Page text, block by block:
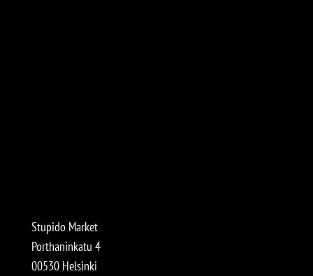
Stupido Market
Porthaninkatu 4
00530 Helsinki